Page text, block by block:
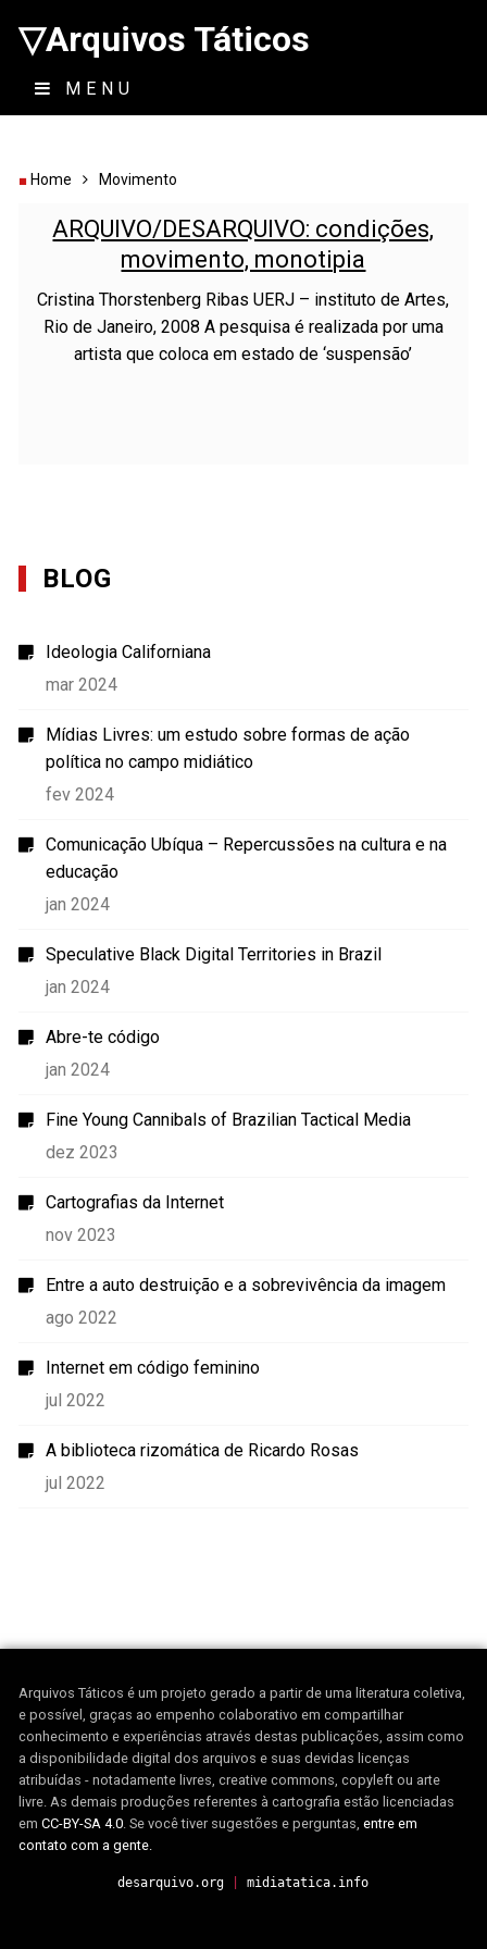
▽Arquivos Táticos
MENU
Home Movimento
ARQUIVO/DESARQUIVO: condições,
movimento, monotipia
Cristina Thorstenberg Ribas UERJ – instituto de Artes,
Rio de Janeiro, 2008 A pesquisa é realizada por uma
artista que coloca em estado de ‘suspensão’
BLOG
Ideologia Californiana
mar 2024
Mídias Livres: um estudo sobre formas de ação
política no campo midiático
fev 2024
Comunicação Ubíqua – Repercussões na cultura e na
educação
jan 2024
Speculative Black Digital Territories in Brazil
jan 2024
Abre-te código
jan 2024
Fine Young Cannibals of Brazilian Tactical Media
dez 2023
Cartografias da Internet
nov 2023
Entre a auto destruição e a sobrevivência da imagem
ago 2022
Internet em código feminino
jul 2022
A biblioteca rizomática de Ricardo Rosas
jul 2022
Arquivos Táticos é um projeto gerado a partir de uma literatura coletiva,
e possível, graças ao empenho colaborativo em compartilhar
conhecimento e experiências através destas publicações, assim como
a disponibilidade digital dos arquivos e suas devidas licenças
atribuídas - notadamente livres, creative commons, copyleft ou arte
livre. As demais produções referentes à cartografia estão licenciadas
emCC-BY-SA 4.0. Se você tiver sugestões e perguntas,entre em
contato com a gente.
desarquivo.org |midiatatica.info